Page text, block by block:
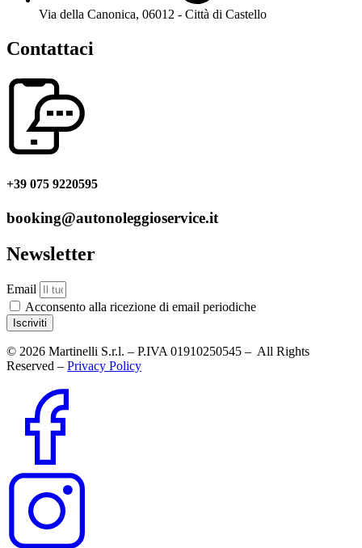
Via della Canonica, 06012 - Città di Castello
Contattaci
+39 075 9220595
booking@autonoleggioservice.it
Newsletter
Email
Acconsento alla ricezione di email periodiche
Iscriviti
© 2026 Martinelli S.r.l. – P.IVA 01910250545 – All Rights
Reserved – Privacy Policy